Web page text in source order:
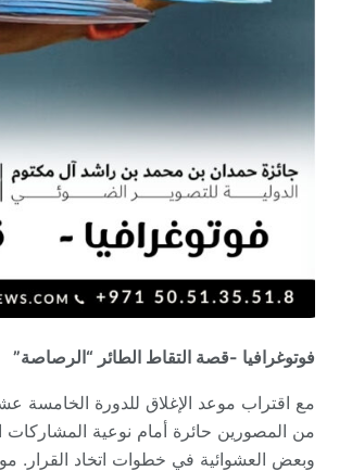
فوتوغرافيا -قصة التقاط الطائر “الرصاصة”
مع اقتراب موعد الإغلاق للدورة الخامسة
من المصورين حائرة أمام نوعية المشاركات
وبعض العشوائية في خطوات اتخاد القرار.